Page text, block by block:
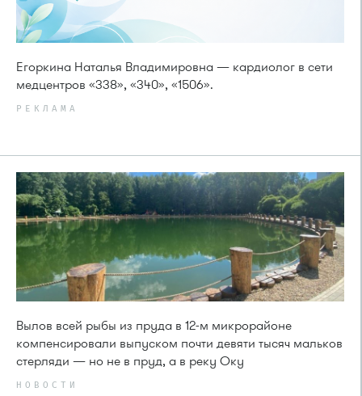
Егоркина Наталья Владимировна — кардиолог в сети
медцентров «338», «340», «1506».
РЕКЛАМА
Вылов всей рыбы из пруда в 12-м микрорайоне
компенсировали выпуском почти девяти тысяч мальков
стерляди — но не в пруд, а в реку Оку
НОВОСТИ